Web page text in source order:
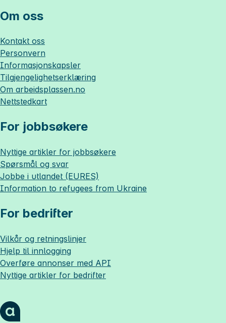
Om oss
Kontakt oss
Personvern
Informasjonskapsler
Tilgjengelighetserklæring
Om arbeidsplassen.no
Nettstedkart
For jobbsøkere
Nyttige artikler for jobbsøkere
Spørsmål og svar
Jobbe i utlandet (EURES)
Information to refugees from Ukraine
For bedrifter
Vilkår og retningslinjer
Hjelp til innlogging
Overføre annonser med API
Nyttige artikler for bedrifter